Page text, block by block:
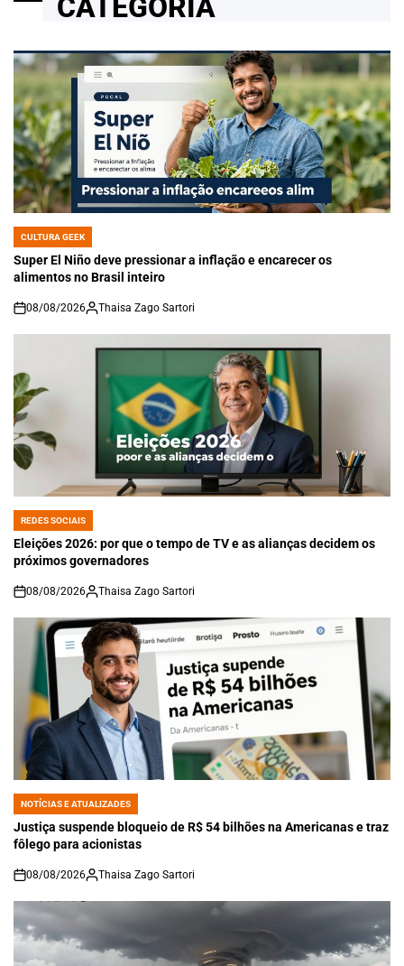
CATEGORIA
POSTED
IN
CULTURA GEEK
Super El Niño deve pressionar a inflação e encarecer os
alimentos no Brasil inteiro
on
08/08/2026 Thaisa Zago Sartori
POSTED
IN
REDES SOCIAIS
Eleições 2026: por que o tempo de TV e as alianças decidem os
próximos governadores
on
08/08/2026 Thaisa Zago Sartori
POSTED
IN
NOTÍCIAS E ATUALIZADES
Justiça suspende bloqueio de R$ 54 bilhões na Americanas e traz
fôlego para acionistas
on
08/08/2026 Thaisa Zago Sartori